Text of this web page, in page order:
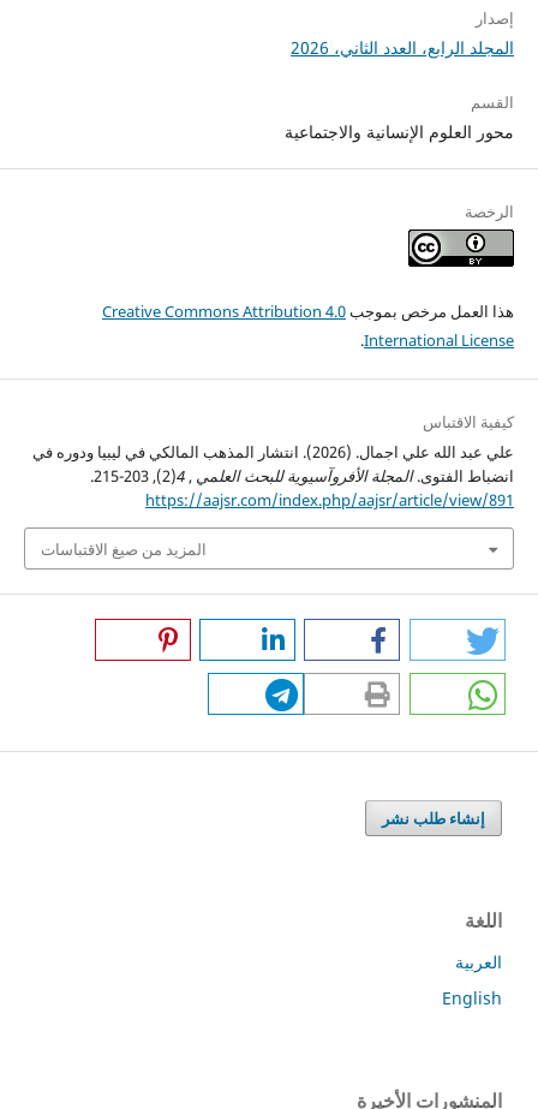
إصدار
المجلد الرابع، العدد الثاني، 2026
القسم
محور العلوم الإنسانية والاجتماعية
الرخصة
هذا العمل مرخص بموجبCreative Commons Attribution 4.0
International License
.
كيفية الاقتباس
علي عبد الله علي اجمال. (2026). انتشار المذهب المالكي في ليبيا ودوره في
انضباط الفتوى.المجلة الأفروآسيوية للبحث العلمي ,
4
(2), 203-215.
https://aajsr.com/index.php/aajsr/article/view/891
المزيد من صيغ الاقتباسات
إنشاء طلب نشر
اللغة
العربية
English
المنشورات الأخيرة